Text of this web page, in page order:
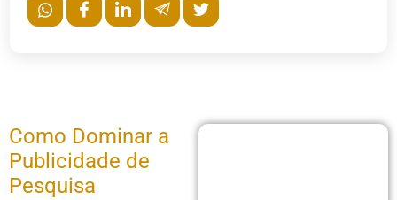
Como Dominar a
Publicidade de
Pesquisa